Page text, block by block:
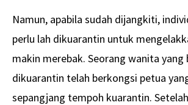
Namun, apabila sudah dijangkiti,
perlu lah dikuarantin untuk
makin merebak. Seorang wanita yang
dikuarantin telah berkongsi petua
sepangjang tempoh kuarantin.